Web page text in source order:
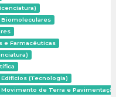
Biomoleculares
e Farmacêuticas
(Tecnologia)
de Terra e